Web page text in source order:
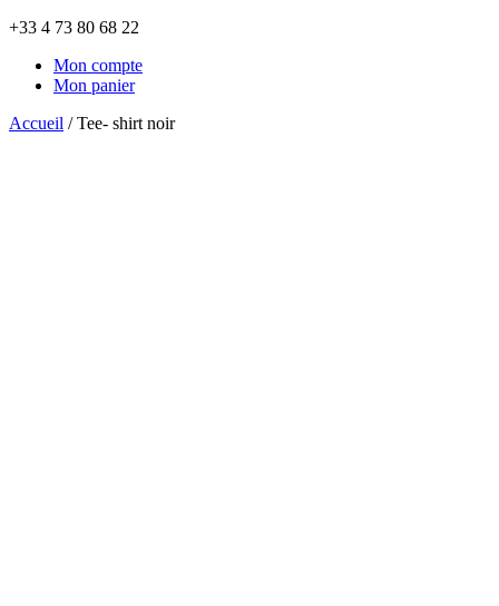
+33 4 73 80 68 22
Mon compte
Mon panier
Accueil /Tee- shirt noir